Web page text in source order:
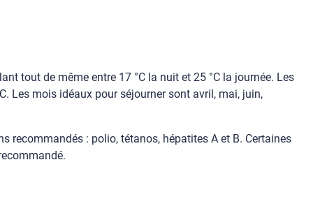
tout de même entre 17 °C la nuit et 25 °C la journée. Les
Les mois idéaux pour séjourner sont avril, mai, juin,
recommandés : polio, tétanos, hépatites A et B. Certaines